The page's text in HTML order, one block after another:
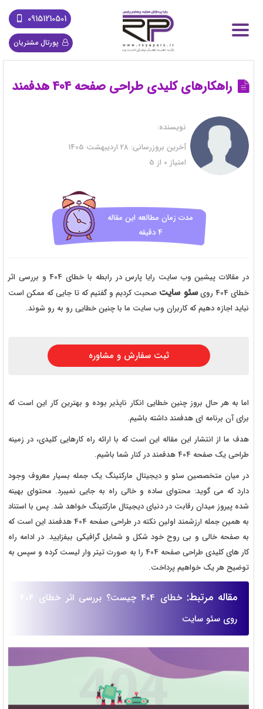
09151210501
پورتال مشتریان
راهکارهای کلیدی طراحی صفحه 404 هدفمند
نویسنده:
آخرین بروزرسانی:
امتیاز 0 از 5
مدت زمان مطالعه این مقاله
4 دقیقه
در مقالات پیشین وب سایت رایا پارس در رابطه با خطای 404 و بررسی اثر
خطای 404 روی
سئو سایت صحبت کردیم و گفتیم که تا جایی که ممکن است
نباید اجازه دهیم که کاربران وب سایت ما با چنین خطایی رو به رو شوند.
ثبت سفارش و مشاوره
اما به هر حال بروز چنین خطایی انکار ناپذیر بوده و بهترین کار این است که
برای آن برنامه ای هدفمند داشته باشیم.
هدف ما از انتشار این مقاله این است که با ارائه راه کارهایی کلیدی، در زمینه
طراحی یک صفحه 404 هدفمند در کنار شما باشیم.
در میان متخصصین سئو و دیجیتال مارکتینگ یک جمله بسیار معروف وجود
دارد که می گوید: محتوای ساده و خالی راه به جایی نمیبرد. محتوای بهینه
شده پیروز میدان رقابت در دنیای دیجیتال مارکتینگ خواهد شد. پس با استناد
به همین جمله ارزشمند اولین نکته در طراحی صفحه 404 هدفمند این است که
به صفحه خالی و بی روح خود شکل و شمایل گرافیکی بیفزایید. در ادامه راه
کار های کلیدی طراحی صفحه 404 را به صورت تیتر وار لیست کرده و سپس به
توضیح هر یک خواهیم پرداخت.
مقاله مرتبط:
خطای 404 چیست؟ بررسی اثر خطای 404
روی سئو سایت